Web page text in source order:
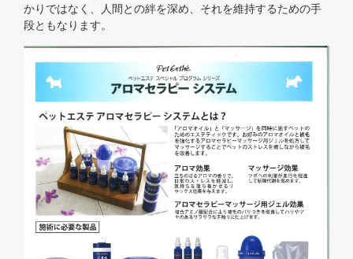
かりではなく、人間との絆を深め、それを維持するための手
段ともなります。